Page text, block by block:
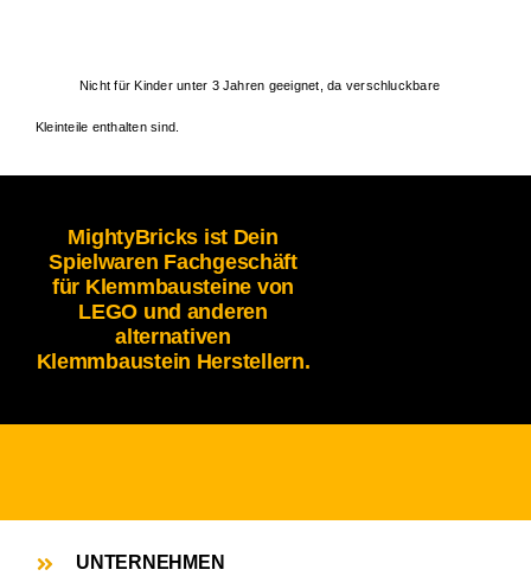
Nicht für Kinder unter 3 Jahren geeignet, da verschluckbare
Kleinteile enthalten sind.
MightyBricks ist Dein
Spielwaren Fachgeschäft
für Klemmbausteine von
LEGO und anderen
alternativen
Klemmbaustein Herstellern.
UNTERNEHMEN